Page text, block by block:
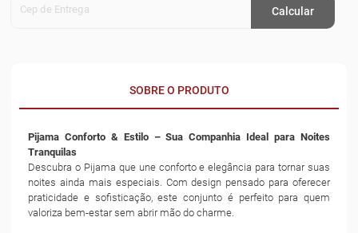
Cep de Entrega Calcular
SOBRE O PRODUTO
Pijama Conforto & Estilo – Sua Companhia Ideal para Noites
Tranquilas
Descubra o Pijama que une conforto e elegância para tornar suas
noites ainda mais especiais. Com design pensado para oferecer
praticidade e sofisticação, este conjunto é perfeito para quem
valoriza bem-estar sem abrir mão do charme.